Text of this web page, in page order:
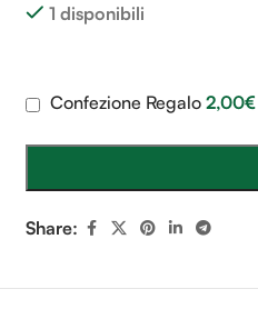
1 disponibili
Confezione Regalo 2,00€
Share: